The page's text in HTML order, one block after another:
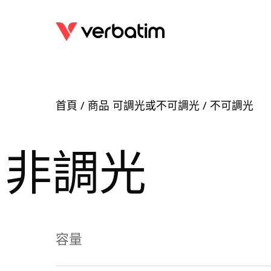
首頁 / 商品 可調光或不可調光 / 不可調光
非調光
容量